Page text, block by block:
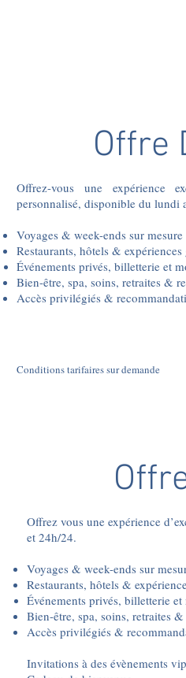
Offre
Offrez-vous une expérience
personnalisé, disponible du lundi
Voyages & week-ends sur mesure
Restaurants, hôtels &
Événements privés, billetterie et
Bien-être, spa, soins, retraites &
Accès privilégiés &
Conditions tarifaires sur demande ​
Offrez vous une expérience
et 24h/24.
Voyages & week-ends sur
Restaurants, hôtels &
Événements privés, billetterie
Bien-être, spa, soins, retraites
Accès privilégiés &
Invitations à des évènements vip